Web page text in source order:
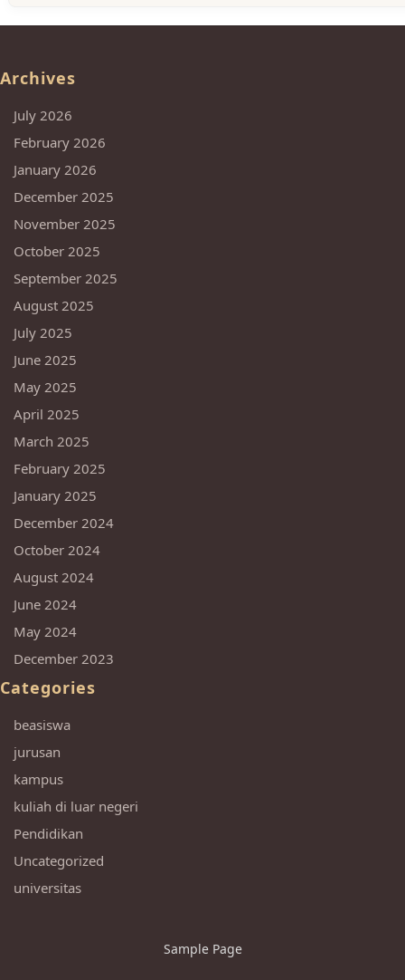
Archives
July 2026
February 2026
January 2026
December 2025
November 2025
October 2025
September 2025
August 2025
July 2025
June 2025
May 2025
April 2025
March 2025
February 2025
January 2025
December 2024
October 2024
August 2024
June 2024
May 2024
December 2023
Categories
beasiswa
jurusan
kampus
kuliah di luar negeri
Pendidikan
Uncategorized
universitas
Sample Page